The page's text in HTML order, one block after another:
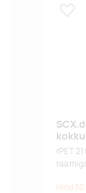
rPET
Hind